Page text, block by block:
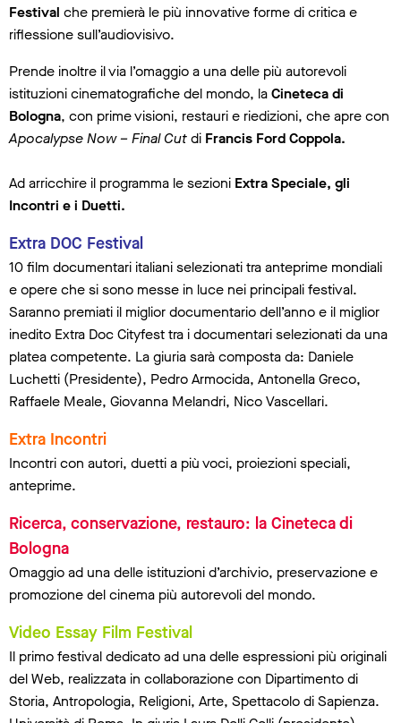
Festival che premierà le più innovative forme di critica e
riflessione sull’audiovisivo.
Prende inoltre il via l’omaggio a una delle più autorevoli
istituzioni cinematografiche del mondo, laCineteca di
Bologna, con prime visioni, restauri e riedizioni, che apre con
Apocalypse Now – Final Cutdi Francis Ford Coppola.
Ad arricchire il programma le sezioni Extra Speciale, gli
Incontri e i Duetti.
Extra DOC Festival
10 film documentari italiani selezionati tra anteprime mondiali
e opere che si sono messe in luce nei principali festival.
Saranno premiati il miglior documentario dell’anno e il miglior
inedito Extra Doc Cityfest tra i documentari selezionati da una
platea competente. La giuria sarà composta da: Daniele
Luchetti (Presidente), Pedro Armocida, Antonella Greco,
Raffaele Meale, Giovanna Melandri, Nico Vascellari.
Extra Incontri
Incontri con autori, duetti a più voci, proiezioni speciali,
anteprime.
Ricerca, conservazione, restauro: la Cineteca di
Bologna
Omaggio ad una delle istituzioni d’archivio, preservazione e
promozione del cinema più autorevoli del mondo.
Video Essay Film Festival
Il primo festival dedicato ad una delle espressioni più originali
del Web, realizzata in collaborazione con Dipartimento di
Storia, Antropologia, Religioni, Arte, Spettacolo di Sapienza.